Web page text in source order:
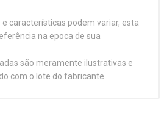
características podem variar, esta
na epoca de sua
são meramente ilustrativas e
com o lote do fabricante.